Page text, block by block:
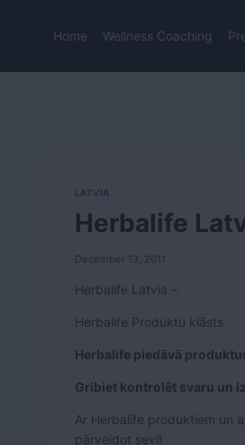
Home Wellness Coaching
LATVIA
Herbalife
December 13, 2011
Herbalife Latvia –
Herbalife Produktu klāsts
Herbalife piedāvā
Gribiet kontrolēt svaru un
Ar Herbalife produktiem un
pārveidot sevi!